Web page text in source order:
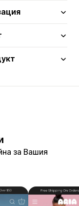
за Вашия